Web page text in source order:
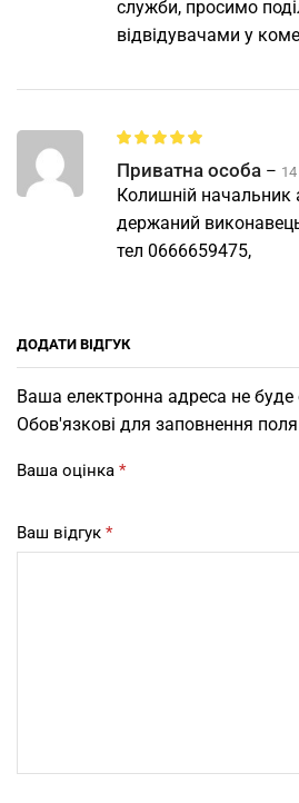
служби, просимо
відвідувачами у
Приватна особа –
Колишній начальник
держаний
тел 0666659475,
ДОДАТИ ВІДГУК
Ваша електронна адреса не буде
Обов'язкові для заповнення поля
Ваша оцінка *
Ваш відгук *